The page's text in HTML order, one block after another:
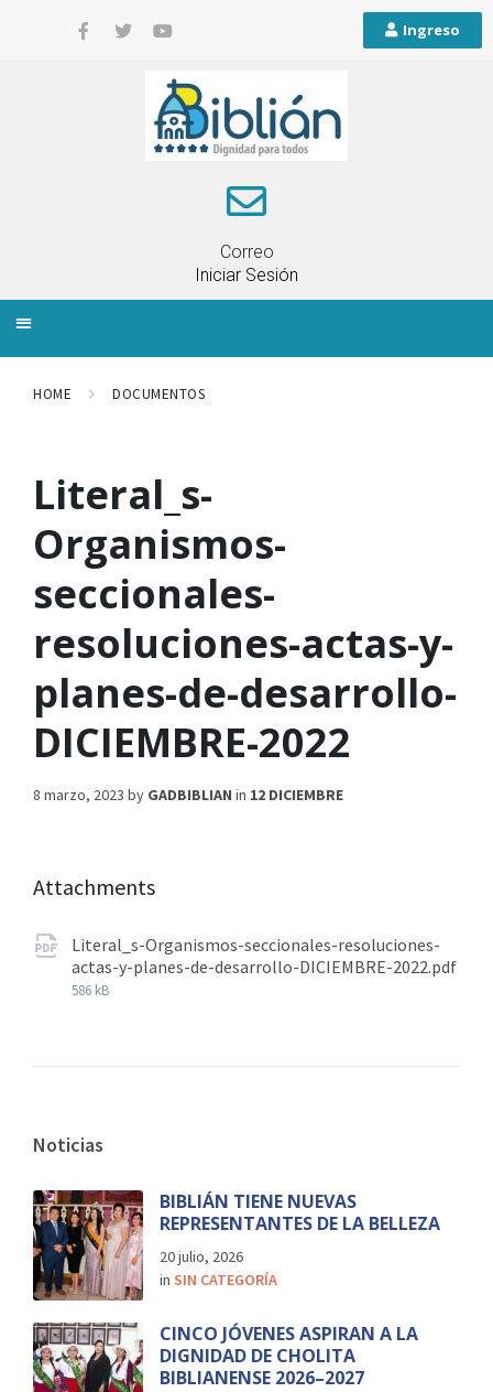
Ingreso
Correo
Iniciar Sesión
HOME DOCUMENTOS
Literal_s-
Organismos-
seccionales-
resoluciones-actas-y-
planes-de-desarrollo-
DICIEMBRE-2022
8 marzo, 2023 by GADBIBLIAN in 12 DICIEMBRE
Attachments
Literal_s-Organismos-seccionales-resoluciones-
actas-y-planes-de-desarrollo-DICIEMBRE-2022.pdf
586 kB
Noticias
BIBLIÁN TIENE NUEVAS
REPRESENTANTES DE LA BELLEZA
20 julio, 2026
in SIN CATEGORÍA
CINCO JÓVENES ASPIRAN A LA
DIGNIDAD DE CHOLITA
BIBLIANENSE 2026–2027